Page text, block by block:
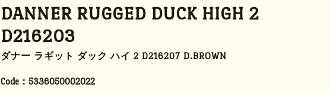
DANNER RUGGED DUCK HIGH 2
D216203
ダナー ラギット ダック ハイ 2 D216207 D.BROWN
Code： 5336050002022